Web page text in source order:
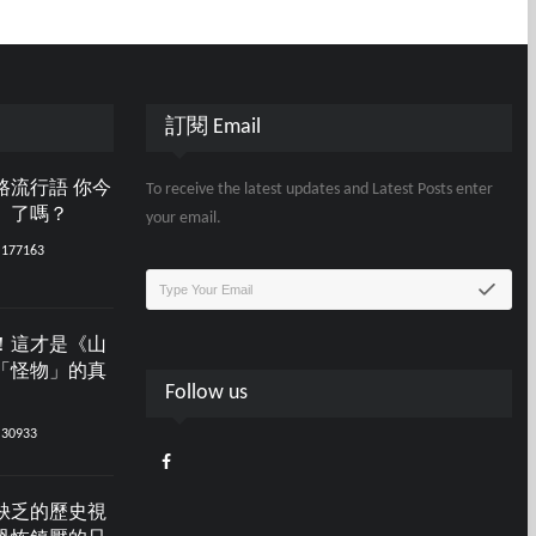
流行語 你今
了嗎？
177163
這才是《山
怪物」的真
30933
乏的歷史視
訂閱 Email
To receive the latest updates and Latest Posts enter
your email.
Follow us